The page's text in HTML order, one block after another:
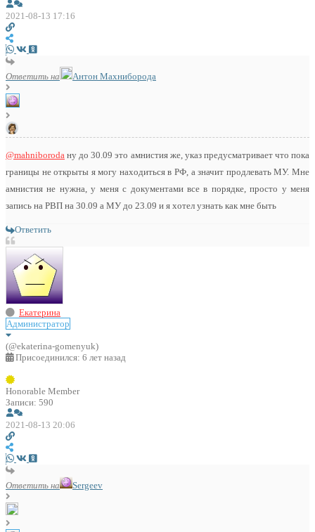
2021-08-13 17:16
Ответить на Антон Махниборода
@mahniboroda ну до 30.09 это амнистия же, указ предусматривает что пока
границы не открыты я могу находиться в РФ, а значит продлевать МУ. Мне
амнистия не нужна, у меня с документами все в порядке, просто у меня
запись на РВП на 30.09 а МУ до 23.09 и я хотел узнать как мне быть
Ответить
Екатерина
Администратор
(@ekaterina-gomenyuk)
Присоединился: 6 лет назад
Honorable Member
Записи: 590
2021-08-13 20:06
Ответить на Sergeev